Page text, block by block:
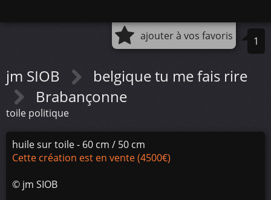
ajouter à vos favoris 1
jm SIOB
belgique tu me fais rire
Brabançonne
toile politique
huile sur toile - 60 cm / 50 cm
Cette création est en vente (4500€)
© jm SIOB